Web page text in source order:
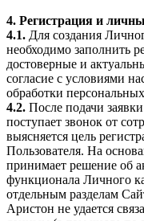
4. Регистрация и
4.1. Для создания
необходимо заполнить
достоверные и
согласие с условиями
обработки
4.2. После подачи
поступает звонок от
выясняется цель
Пользователя. На
принимает решение об
функционала Личного
отдельным разделам
Аристон не удается